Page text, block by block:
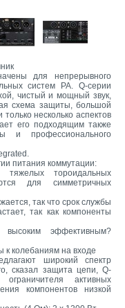
для непрерывного
систем PA. Q-серии
чистый и мощный звук,
схема защиты, большой
несколько аспектов
его подходящим также
и профессионального
питания коммутации:
тороидальных
для симметричных
так что срок службы
так как компоненты
высоким эффективным?
к колебаниям на входе
широкий спектр
сказал защита цепи, Q-
активных
компонентов низкой